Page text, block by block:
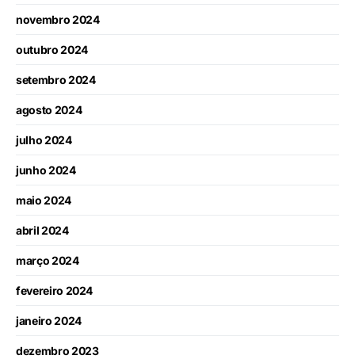
novembro 2024
outubro 2024
setembro 2024
agosto 2024
julho 2024
junho 2024
maio 2024
abril 2024
março 2024
fevereiro 2024
janeiro 2024
dezembro 2023